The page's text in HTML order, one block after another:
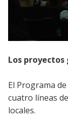
Los proyectos
El Programa
cuatro líneas
locales.